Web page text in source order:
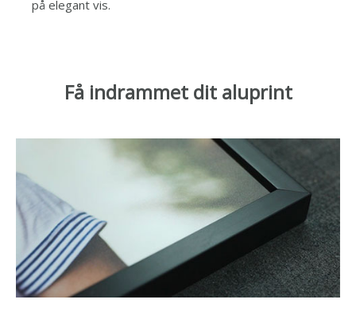
på elegant vis.
Få indrammet dit aluprint